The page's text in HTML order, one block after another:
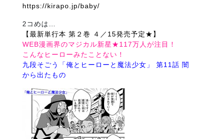
https://kirapo.jp/baby/
2コめは…
【最新単行本 第２巻 ４／15発売予定★】
WEB漫画界のマジカル新星★117万人が注目！
こんなヒーローみたことない！
九段そごう「俺とヒーローと魔法少女」 第11話 闇
から出たもの